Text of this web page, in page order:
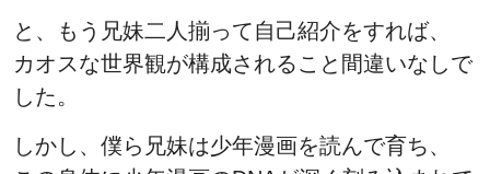
と、もう兄妹二人揃って自己紹介をすれば、
カオスな世界観が構成されること間違いなしで
した。
しかし、僕ら兄妹は少年漫画を読んで育ち、